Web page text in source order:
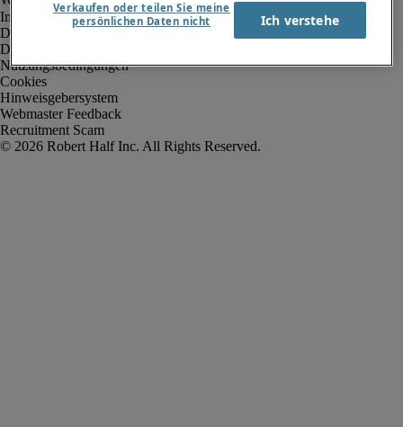
Impressum
Datenschutz
Datenschutz Arbeitnehmer/Zeitarbeitskräfte
Nutzungsbedingungen
Cookies
Hinweisgebersystem
Webmaster Feedback
Recruitment Scam
Verkaufen oder teilen Sie meine
persönlichen Daten nicht
Ich verstehe